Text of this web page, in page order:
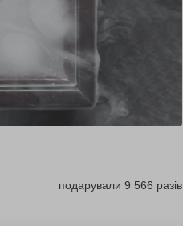
подарували 9 566 разів